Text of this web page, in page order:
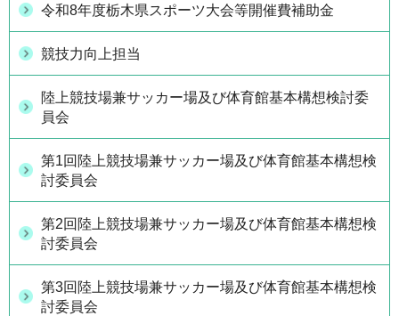
令和8年度栃木県スポーツ大会等開催費補助金
競技力向上担当
陸上競技場兼サッカー場及び体育館基本構想検討委
員会
第1回陸上競技場兼サッカー場及び体育館基本構想検
討委員会
第2回陸上競技場兼サッカー場及び体育館基本構想検
討委員会
第3回陸上競技場兼サッカー場及び体育館基本構想検
討委員会